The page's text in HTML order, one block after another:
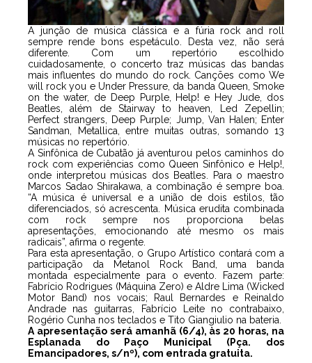
A junção de música clássica e a fúria rock and roll
sempre rende bons espetáculo. Desta vez, não será
diferente. Com um repertório escolhido
cuidadosamente, o concerto traz músicas das bandas
mais influentes do mundo do rock. Canções como We
will rock you e Under Pressure, da banda Queen, Smoke
on the water, de Deep Purple, Help! e Hey Jude, dos
Beatles, além de Stairway to heaven, Led Zepellin;
Perfect strangers, Deep Purple; Jump, Van Halen; Enter
Sandman, Metallica, entre muitas outras, somando 13
músicas no repertório.
A Sinfônica de Cubatão já aventurou pelos caminhos do
rock com experiências como Queen Sinfônico e Help!,
onde interpretou músicas dos Beatles. Para o maestro
Marcos Sadao Shirakawa, a combinação é sempre boa.
“A música é universal e a união de dois estilos, tão
diferenciados, só acrescenta. Música erudita combinada
com rock sempre nos proporciona belas
apresentações, emocionando até mesmo os mais
radicais”, afirma o regente.
Para esta apresentação, o Grupo Artístico contará com a
participação da Metanol Rock Band, uma banda
montada especialmente para o evento. Fazem parte:
Fabrício Rodrigues (Máquina Zero) e Aldre Lima (Wicked
Motor Band) nos vocais; Raul Bernardes e Reinaldo
Andrade nas guitarras, Fabrício Leite no contrabaixo,
Rogério Cunha nos teclados e Tito Giangiulio na bateria.
A apresentação será amanhã (6/4), às 20 horas, na
Esplanada do Paço Municipal (Pça. dos
Emancipadores, s/nº), com entrada gratuita.